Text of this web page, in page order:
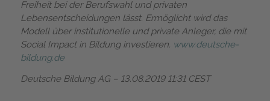
Freiheit bei der Berufswahl und privaten
Lebensentscheidungen lässt. Ermöglicht wird das
Modell über institutionelle und private Anleger, die mit
Social Impact in Bildung investieren. www.deutsche-
bildung.de
Deutsche Bildung AG – 13.08.2019 11:31 CEST